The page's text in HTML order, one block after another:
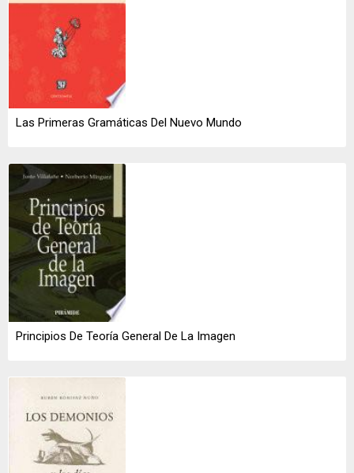
Las Primeras Gramáticas Del Nuevo Mundo
Principios De Teoría General De La Imagen